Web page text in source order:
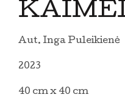
Aut. Inga Puleikienė
2023
40 cm x 40 cm